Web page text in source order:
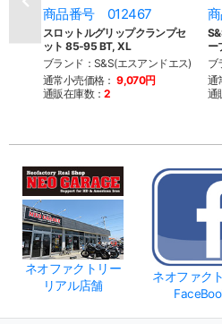
商品番号 012467
スロットルグリップクランプセ
ット 85-95 BT, XL
ブランド：S&S(エスアンドエス)
通常小売価格： 9,070円
通販在庫数：2
ー
ブ
通
通
ネオファクトリー
リアル店舗
ネオファク